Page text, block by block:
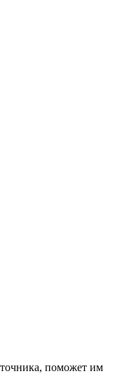
поможет им